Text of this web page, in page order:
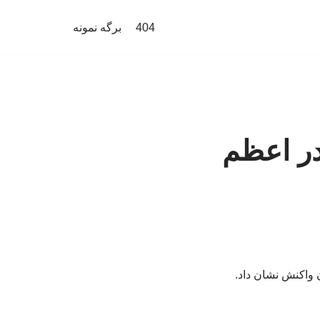
404 برگه نمونه
اعظم
واکنش نشان داد.